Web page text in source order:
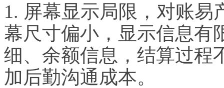
1. 屏幕显示局限，对账
幕尺寸偏小，显示信息有
细、余额信息，结算过程
加后勤沟通成本。